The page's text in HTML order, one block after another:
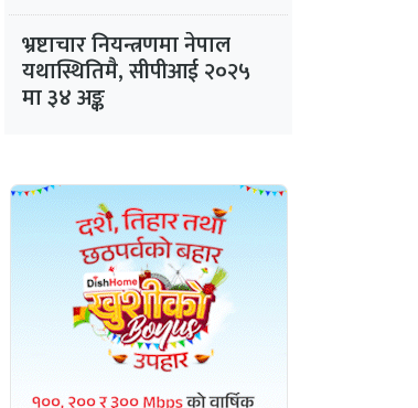
भ्रष्टाचार नियन्त्रणमा नेपाल
यथास्थितिमै, सीपीआई २०२५
मा ३४ अङ्क